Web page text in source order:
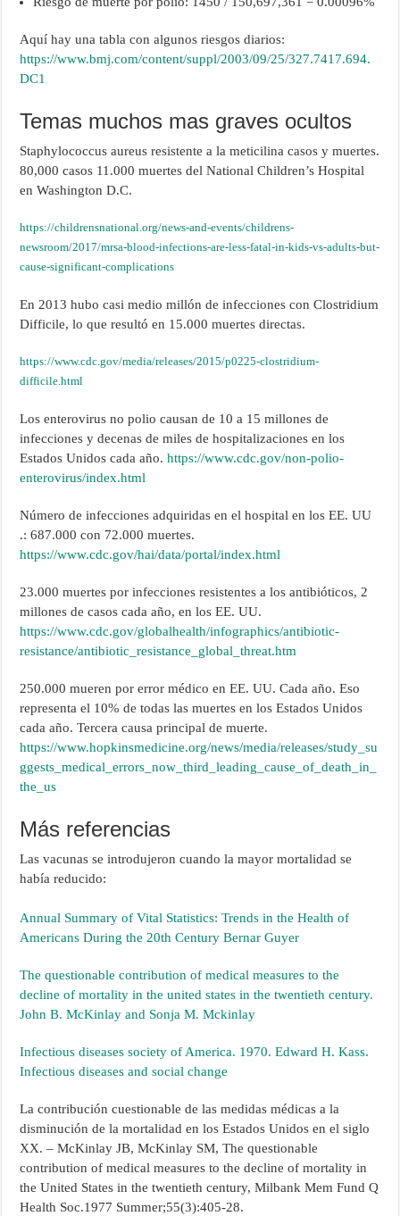
Aquí hay una tabla con algunos riesgos diarios:
https://www.bmj.com/content/suppl/2003/09/25/327.7417.694.
DC1
Temas muchos mas graves ocultos
Staphylococcus aureus resistente a la meticilina casos y muertes.
80,000 casos 11.000 muertes del National Children’s Hospital
en Washington D.C.
https://childrensnational.org/news-and-events/childrens-
newsroom/2017/mrsa-blood-infections-are-less-fatal-in-kids-vs-adults-but-
cause-significant-complications
En 2013 hubo casi medio millón de infecciones con Clostridium
Difficile, lo que resultó en 15.000 muertes directas.
https://www.cdc.gov/media/releases/2015/p0225-clostridium-
difficile.html
Los enterovirus no polio causan de 10 a 15 millones de
infecciones y decenas de miles de hospitalizaciones en los
Estados Unidos cada año.https://www.cdc.gov/non-polio-
enterovirus/index.html
Número de infecciones adquiridas en el hospital en los EE. UU
.: 687.000 con 72.000 muertes.
https://www.cdc.gov/hai/data/portal/index.html
23.000 muertes por infecciones resistentes a los antibióticos, 2
millones de casos cada año, en los EE. UU.
https://www.cdc.gov/globalhealth/infographics/antibiotic-
resistance/antibiotic_resistance_global_threat.htm
250.000 mueren por error médico en EE. UU. Cada año. Eso
representa el 10% de todas las muertes en los Estados Unidos
cada año. Tercera causa principal de muerte.
https://www.hopkinsmedicine.org/news/media/releases/study_su
ggests_medical_errors_now_third_leading_cause_of_death_in_
the_us
Más referencias
Las vacunas se introdujeron cuando la mayor mortalidad se
había reducido:
Annual Summary of Vital Statistics: Trends in the Health of
Americans During the 20th Century Bernar Guyer
The questionable contribution of medical measures to the
decline of mortality in the united states in the twentieth century.
John B. McKinlay and Sonja M. Mckinlay
Infectious diseases society of America. 1970. Edward H. Kass.
Infectious diseases and social change
La contribución cuestionable de las medidas médicas a la
disminución de la mortalidad en los Estados Unidos en el siglo
XX. – McKinlay JB, McKinlay SM, The questionable
contribution of medical measures to the decline of mortality in
the United States in the twentieth century, Milbank Mem Fund Q
Health Soc.1977 Summer;55(3):405-28.